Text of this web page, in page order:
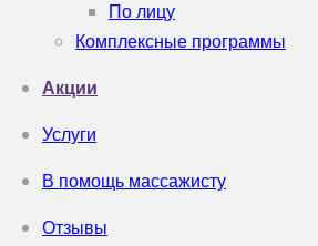
По лицу
Комплексные программы
Акции
Услуги
В помощь массажисту
Отзывы